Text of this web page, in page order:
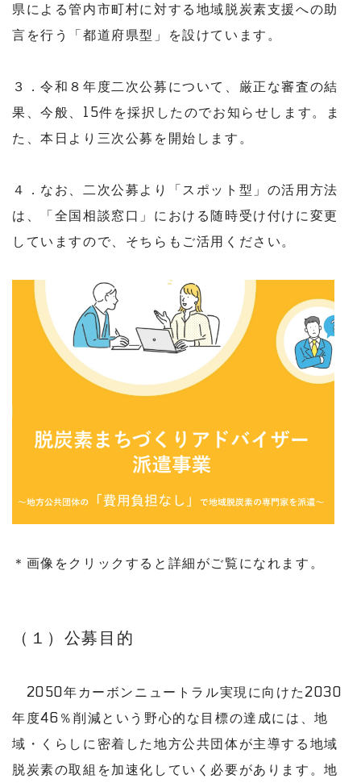
県による管内市町村に対する地域脱炭素支援への助
言を行う「都道府県型」を設けています。
３．令和８年度二次公募について、厳正な審査の結
果、今般、15件を採択したのでお知らせします。ま
た、本日より三次公募を開始します。
４．なお、二次公募より「スポット型」の活用方法
は、「全国相談窓口」における随時受け付けに変更
していますので、そちらもご活用ください。
＊画像をクリックすると詳細がご覧になれます。
（１）公募目的
2050年カーボンニュートラル実現に向けた2030
年度46％削減という野心的な目標の達成には、地
域・くらしに密着した地方公共団体が主導する地域
脱炭素の取組を加速化していく必要があります。地